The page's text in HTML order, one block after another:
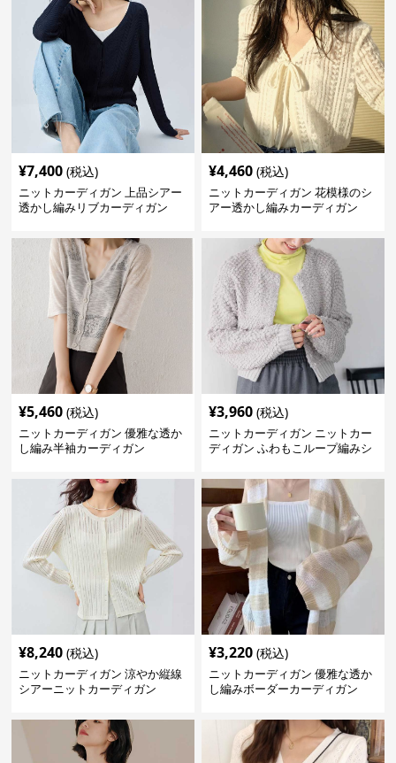
¥7,400 (税込)
ニットカーディガン 上品シアー
透かし編みリブカーディガン
¥4,460 (税込)
ニットカーディガン 花模様のシ
アー透かし編みカーディガン
¥5,460 (税込)
ニットカーディガン 優雅な透か
し編み半袖カーディガン
¥3,960 (税込)
ニットカーディガン ニットカー
ディガン ふわもこループ編みシ
¥8,240 (税込)
ニットカーディガン 涼やか縦線
シアーニットカーディガン
¥3,220 (税込)
ニットカーディガン 優雅な透か
し編みボーダーカーディガン